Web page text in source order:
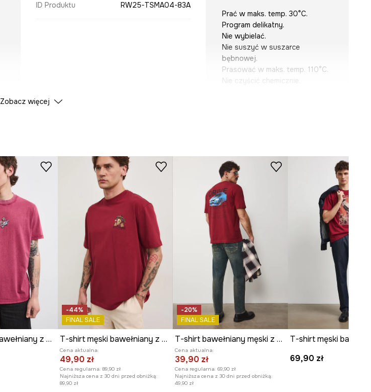
ID Produktu RW25-TSMA04-83A
Prać w maks. temp. 30°C.
Program delikatny.
Nie wybielać.
Nie suszyć w suszarce
bębnowej.
Prasować w maks. temp. 110°C.
Nie czyścić chemicznie.
WYMIARY
Zobacz wymiary produktu
Zobacz więcej
T-shirt męski bawełniany z haftem
-44%
FINAL SALE
T-shirt męski bawełniany z nadrukiem
Cena aktualna:
49,90 zł
Cena regularna: 89,90 zł
Najniższa cena z 30 dni przed obniżką:
89,90 zł
-20%
FINAL SALE
T-shirt bawełniany męski z nadrukami
Cena aktualna:
39,90 zł
Cena regularna: 69,90 zł
Najniższa cena z 30 dni przed obniżką:
49,90 zł
69,90 zł